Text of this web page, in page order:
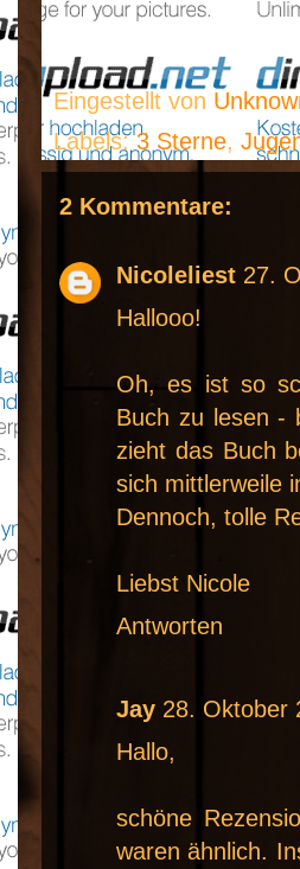
Eingestellt von
Labels:3 Sterne,
2 Kommentare:
Nicoleliest 27.
Hallooo!
Oh, es ist so
Buch zu lesen -
zieht das Buch
sich mittlerweile
Dennoch, tolle
Liebst Nicole
Antworten
Jay 28. Oktober
Hallo,
schöne
waren ähnlich.